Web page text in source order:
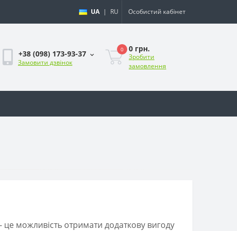
UA | RU Особистий кабінет
+38 (098) 173-93-37
Замовити дзвінок
0 0 грн.
Зробити
замовлення
можливість отримати додаткову вигоду